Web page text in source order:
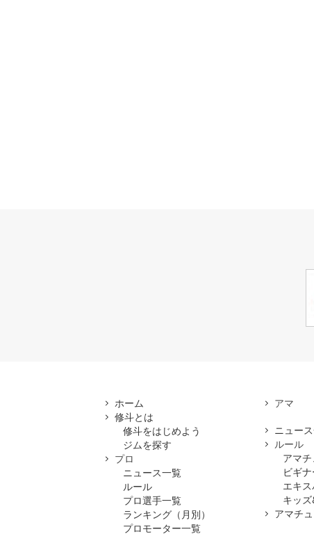
ホーム
修斗とは
修斗をはじめよう
ジムを探す
プロ
ニュース一覧
ルール
プロ選手一覧
ランキング（月別）
プロモーター一覧
ニュー
ルール
アマ
ビギナ
エキス
キッ
アマチ